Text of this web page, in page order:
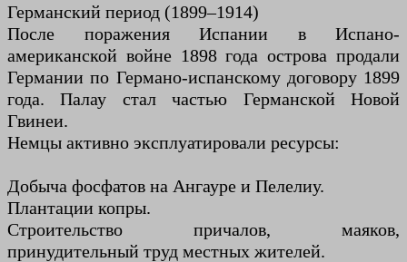
Германский период (1899–1914)
После поражения Испании в Испано-
американской войне 1898 года острова продали
Германии по Германо-испанскому договору 1899
года. Палау стал частью Германской Новой
Гвинеи.
Немцы активно эксплуатировали ресурсы:
Добыча фосфатов на Ангауре и Пелелиу.
Плантации копры.
Строительство причалов, маяков,
принудительный труд местных жителей.